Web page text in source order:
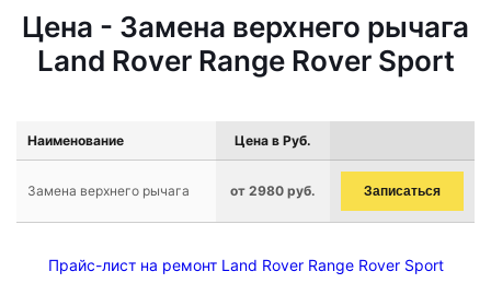
Цена - Замена верхнего рычага
Land Rover Range Rover Sport
Наименование Цена в Руб.
Замена верхнего рычага от 2980 руб. Записаться
Прайс-лист на ремонт Land Rover Range Rover Sport